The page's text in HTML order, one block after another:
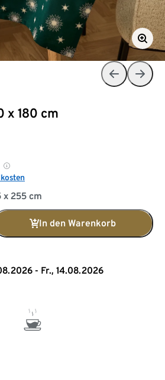
x 180 cm
x 255 cm
In den Warenkorb
- Fr., 14.08.2026